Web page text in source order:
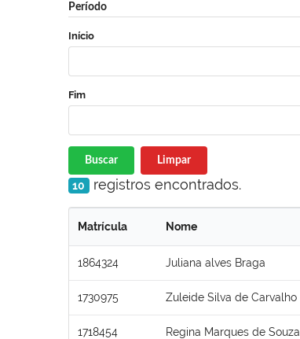
Período
Início
Fim
Buscar Limpar
10 registros encontrados.
Matrícula Nome
1864324 Juliana alves Braga
1730975 Zuleide Silva de Carvalho
1718454 Regina Marques de Souza